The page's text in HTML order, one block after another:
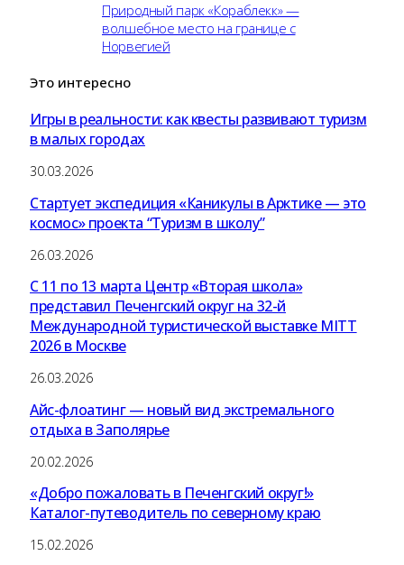
Природный парк «Кораблекк» —
волшебное место на границе с
Норвегией
Это интересно
Игры в реальности: как квесты развивают туризм
в малых городах
30.03.2026
Стартует экспедиция «Каникулы в Арктике — это
космос» проекта “Туризм в школу”
26.03.2026
С 11 по 13 марта Центр «Вторая школа»
представил Печенгский округ на 32-й
Международной туристической выставке MITT
2026 в Москве
26.03.2026
Айс-флоатинг — новый вид экстремального
отдыха в Заполярье
20.02.2026
«Добро пожаловать в Печенгский округ!»
Каталог-путеводитель по северному краю
15.02.2026